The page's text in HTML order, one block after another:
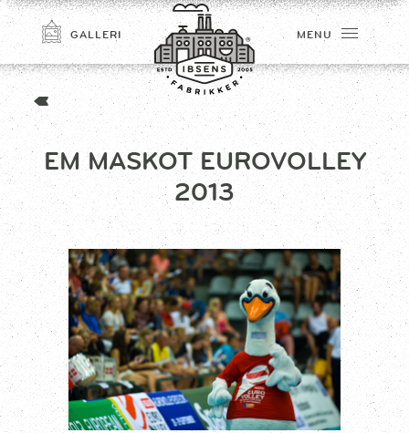
TILMELD
GALLERI MENU
EM MASKOT EUROVOLLEY
2013